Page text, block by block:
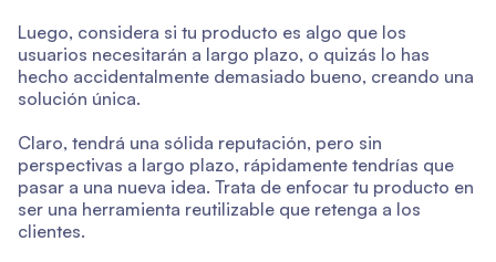
Luego, considera si tu producto es algo que los
usuarios necesitarán a largo plazo, o quizás lo has
hecho accidentalmente demasiado bueno, creando una
solución única.
Claro, tendrá una sólida reputación, pero sin
perspectivas a largo plazo, rápidamente tendrías que
pasar a una nueva idea. Trata de enfocar tu producto en
ser una herramienta reutilizable que retenga a los
clientes.